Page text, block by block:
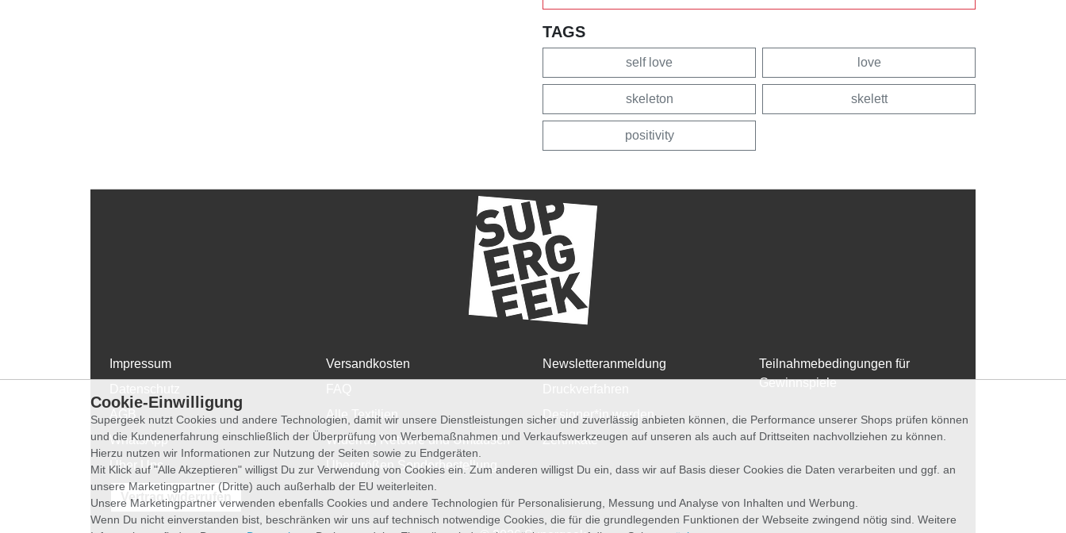
TAGS
self love love
skeleton skelett
positivity
Impressum
WhatsApp
Über Uns
Versandkosten
Alle Textilien
Widerruf, Retoure und Umtausch
Übergrößen Sonderbestellung
Newsletteranmeldung
Designer*in werden
Zertifikate
Teilnahmebedingungen für
Gewinnspiele
Vertrag widerrufen
Cookie-Einwilligung
Supergeek nutzt Cookies und andere Technologien, damit wir unsere Dienstleistungen sicher und zuverlässig anbieten können, die Performance unserer Shops prüfen können
und die Kundenerfahrung einschließlich der Überprüfung von Werbemaßnahmen und Verkaufswerkzeugen auf unseren als auch auf Drittseiten nachvollziehen zu können.
Hierzu nutzen wir Informationen zur Nutzung der Seiten sowie zu Endgeräten.
Mit Klick auf "Alle Akzeptieren" willigst Du zur Verwendung von Cookies ein. Zum anderen willigst Du ein, dass wir auf Basis dieser Cookies die Daten verarbeiten und ggf. an
unsere Marketingpartner (Dritte) auch außerhalb der EU weiterleiten.
Unsere Marketingpartner verwenden ebenfalls Cookies und andere Technologien für Personalisierung, Messung und Analyse von Inhalten und Werbung.
Wenn Du nicht einverstanden bist, beschränken wir uns auf technisch notwendige Cookies, die für die grundlegenden Funktionen der Webseite zwingend nötig sind. Weitere